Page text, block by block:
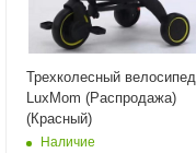
Трехколесный велосипед
LuxMom (Распродажа)
(Красный)
Наличие